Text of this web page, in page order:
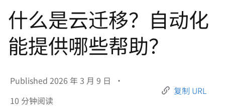
什么是云迁移？自动化
能提供哪些帮助？
Published 2026 年 3 月 9 日
•
10 分钟阅读
复制 URL